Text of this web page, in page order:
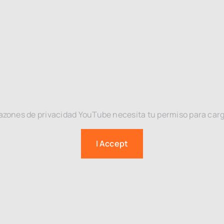
de privacidad YouTube necesita tu permiso para
I Accept